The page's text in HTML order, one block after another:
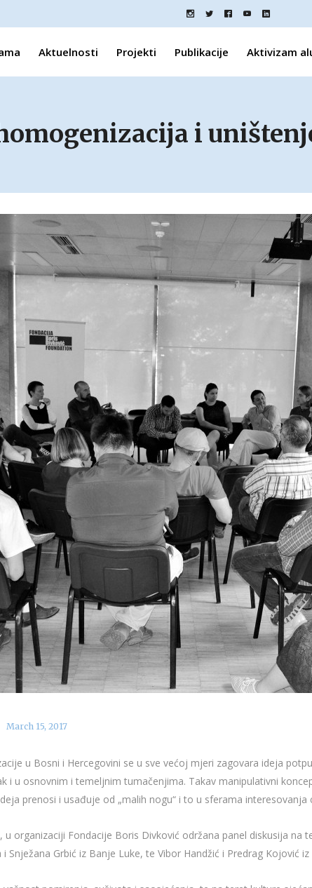
Aktuelnosti Projekti Publikacije Aktivizam
i
March 15, 2017
u Bosni i Hercegovini se u sve većoj mjeri zagovara ideja
i u osnovnim i temeljnim tumačenjima. Takav manipulativni
prenosi i usađuje od „malih nogu“ i to u sferama
u organizaciji Fondacije Boris Divković održana panel diskusija na
Snježana Grbić iz Banje Luke, te Vibor Handžić i Predrag Kojović iz